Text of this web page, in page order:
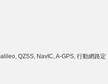
QZSS, NavIC, A-GPS, 行動網路定